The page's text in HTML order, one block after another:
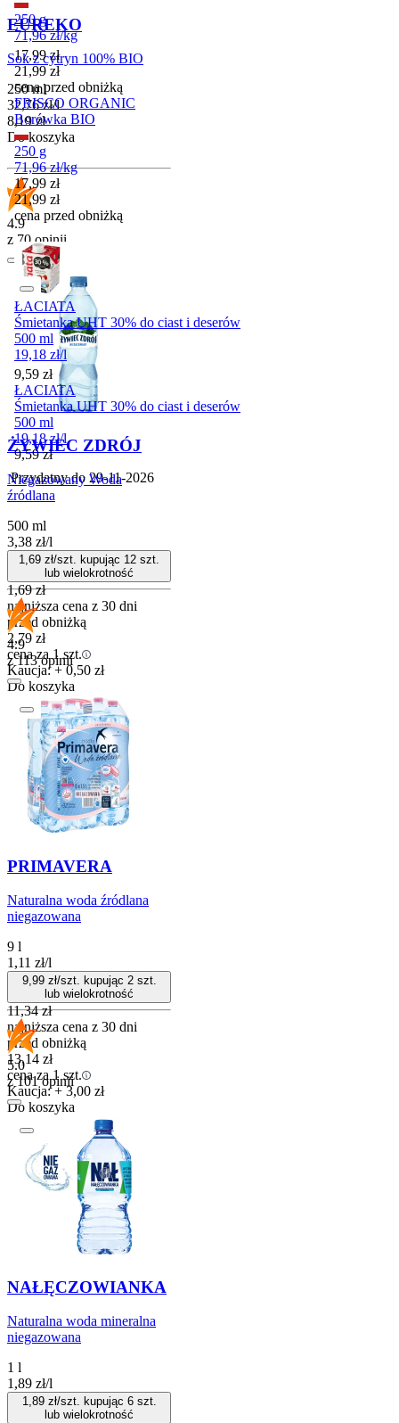
250 g
71,96 zł/kg
Cena promocyjna
17,99 zł
21,99 zł
cena przed obniżką
FRISCO ORGANIC
Borówka BIO
250 g
71,96 zł/kg
Cena promocyjna
17,99 zł
21,99 zł
cena przed obniżką
ŁACIATA
Śmietanka UHT 30% do ciast i deserów
500 ml
19,18 zł/l
Cena
9,59 zł
ŁACIATA
Śmietanka UHT 30% do ciast i deserów
500 ml
19,18 zł/l
Cena
9,59 zł
Przydatny do 29-11-2026
EUREKO
Sok z cytryn 100% BIO
250 ml
32,76 zł/l
Cena
8,19 zł
Do koszyka
4.9
z 70 opinii
ŻYWIEC ZDRÓJ
Niegazowany Woda
źródlana
500 ml
3,38 zł/l
1,69 zł/szt. kupując 12 szt.
lub wielokrotność
1,69 zł
najniższa cena z 30 dni
przed obniżką
2,79 zł
cena za 1 szt.
Kaucja: + 0,50 zł
Do koszyka
4.9
z 113 opinii
PRIMAVERA
Naturalna woda źródlana
niegazowana
9 l
1,11 zł/l
9,99zł/szt. kupując 2szt.
lub wielokrotność
11,34 zł
najniższa cena z 30 dni
przed obniżką
13,14 zł
cena za 1 szt.
Kaucja: + 3,00 zł
Do koszyka
5.0
z 101 opinii
NAŁĘCZOWIANKA
Naturalna woda mineralna
niegazowana
1 l
1,89 zł/l
1,89zł/szt. kupując 6szt.
lub wielokrotność